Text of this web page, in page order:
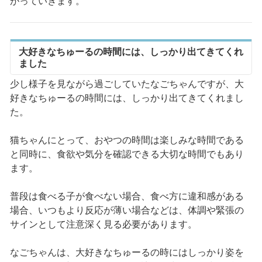
大好きなちゅーるの時間には、しっかり出てきてくれ
ました
少し様子を見ながら過ごしていたなごちゃんですが、大
好きなちゅーるの時間には、しっかり出てきてくれまし
た。
猫ちゃんにとって、おやつの時間は楽しみな時間である
と同時に、食欲や気分を確認できる大切な時間でもあり
ます。
普段は食べる子が食べない場合、食べ方に違和感がある
場合、いつもより反応が薄い場合などは、体調や緊張の
サインとして注意深く見る必要があります。
なごちゃんは、大好きなちゅーるの時にはしっかり姿を